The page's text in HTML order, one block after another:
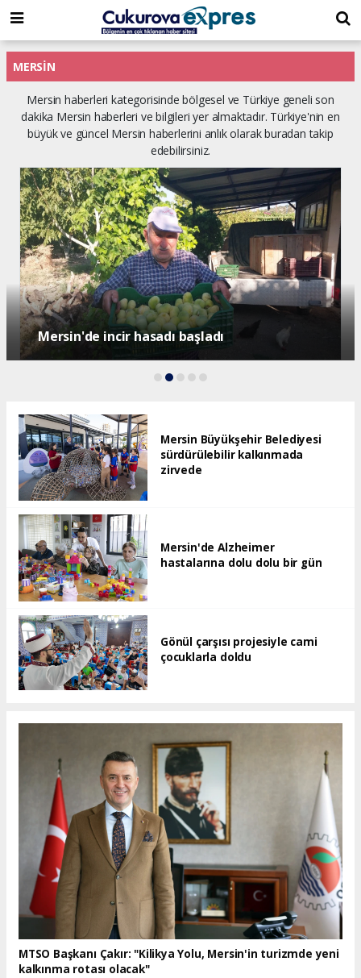
dini
chat
islami
chat
islami
sohbetler
MERSIN
Mersin haberleri kategorisinde bölgesel ve Türkiye geneli son
dakika Mersin haberleri ve bilgileri yer almaktadır. Türkiye'nin en
büyük ve güncel Mersin haberlerini anlık olarak buradan takip
edebilirsiniz.
Mezitli Belediyesi araç filosunu güçlendirdi
Mersin Büyükşehir Belediyesi
sürdürülebilir kalkınmada
zirvede
Mersin'de Alzheimer
hastalarına dolu dolu bir gün
Gönül çarşısı projesiyle cami
çocuklarla doldu
MTSO Başkanı Çakır: "Kilikya Yolu, Mersin'in turizmde yeni
kalkınma rotası olacak"